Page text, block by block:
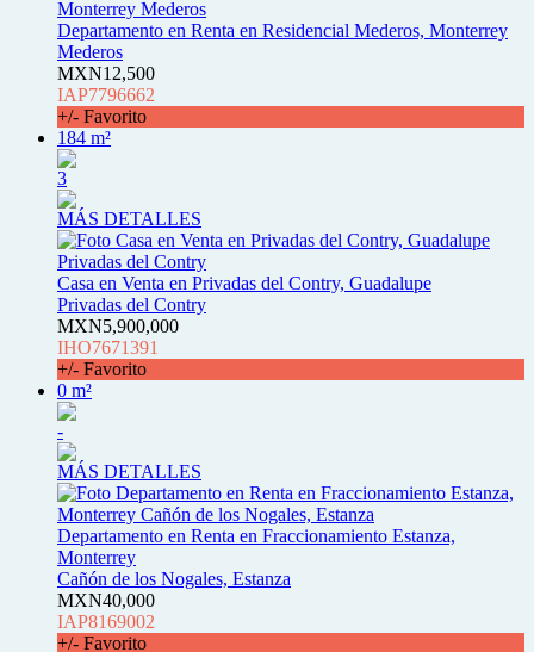
Departamento en Renta en Residencial Mederos, Monterrey
Mederos
MXN12,500
IAP7796662
+/- Favorito
184 m²
3
MÁS DETALLES
Casa en Venta en Privadas del Contry, Guadalupe
Privadas del Contry
MXN5,900,000
IHO7671391
+/- Favorito
0 m²
-
MÁS DETALLES
Departamento en Renta en Fraccionamiento Estanza,
Monterrey
Cañón de los Nogales, Estanza
MXN40,000
IAP8169002
+/- Favorito